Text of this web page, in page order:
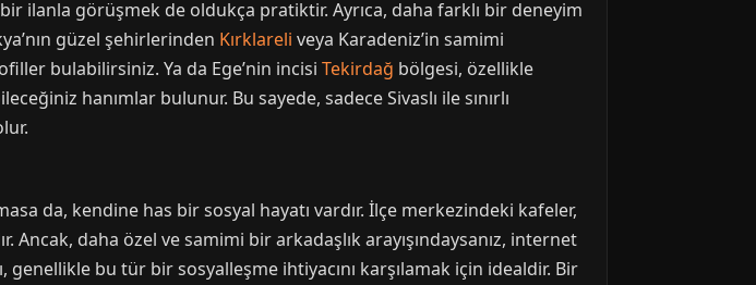
bir ilanla görüşmek de oldukça pratiktir. Ayrıca, daha farklı bir deneyim
güzel şehirlerinden Kırklareli veya Karadeniz’in samimi
bulabilirsiniz. Ya da Ege’nin incisi Tekirdağ bölgesi, özellikle
hanımlar bulunur. Bu sayede, sadece Sivaslı ile sınırlı
da, kendine has bir sosyal hayatı vardır. İlçe merkezindeki kafeler,
daha özel ve samimi bir arkadaşlık arayışındaysanız, internet
genellikle bu tür bir sosyalleşme ihtiyacını karşılamak için idealdir. Bir